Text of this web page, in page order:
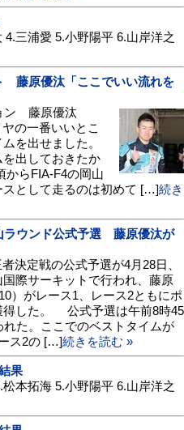
三浦愛 5.小野陽平 6.山岸洋之
藤原優汰「ここでいい流れを
ン 藤原優汰
の一番いいとこ
を出せました。
出しておきたか
らFIA-F4の岡山
スとして走るのは初めて […]続き
ラウンド公式予選 藤原優汰が
決定戦の公式予選が4月28日、
際サーキットで行われ、藤原
）がレース1、レース2ともにポ
得した。 公式予選は午前8時45
た。ここでのベストタイムが
ス2の […]続きを読む »
果
本拓海 5.小野陽平 6.山岸洋之